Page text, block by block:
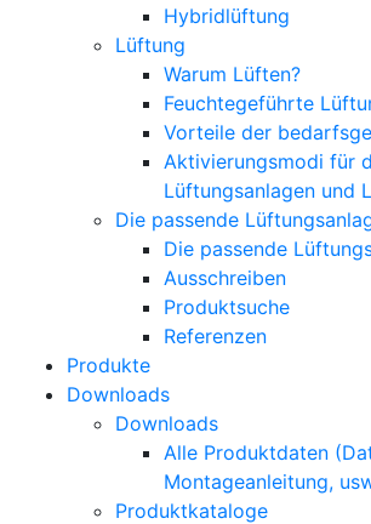
Hybridlüftung
Lüftung
Warum Lüften?
Feuchtegeführte
Vorteile der
Aktivierungsmodi für
Lüftungsanlagen und
Die passende
Die passende
Ausschreiben
Produktsuche
Referenzen
Produkte
Downloads
Downloads
Alle Produktdaten
Montageanleitung,
Produktkataloge